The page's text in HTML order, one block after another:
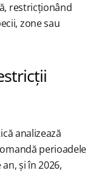
restricționând
zone sau
analizează
perioadele
și în 2026,